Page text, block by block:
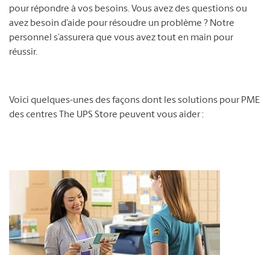
pour répondre à vos besoins. Vous avez des questions ou
avez besoin d’aide pour résoudre un problème ? Notre
personnel s’assurera que vous avez tout en main pour
réussir.
Voici quelques-unes des façons dont les solutions pour PME
des centres The UPS Store peuvent vous aider :